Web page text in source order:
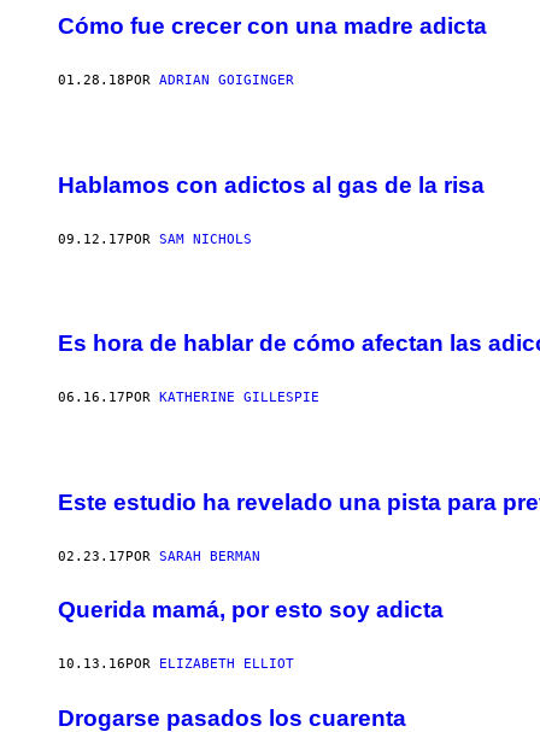
Cómo fue crecer con una madre adicta
01.28.18 POR ADRIAN GOIGINGER
Hablamos con adictos al gas de la risa
09.12.17POR SAM NICHOLS
Es hora de hablar de cómo afectan las
06.16.17 POR KATHERINE GILLESPIE
Este estudio ha revelado una pista para
02.23.17POR SARAH BERMAN
Querida mamá, por esto soy adicta
10.13.16 POR ELIZABETH ELLIOT
Drogarse pasados los cuarenta